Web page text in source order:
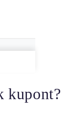
kupont?